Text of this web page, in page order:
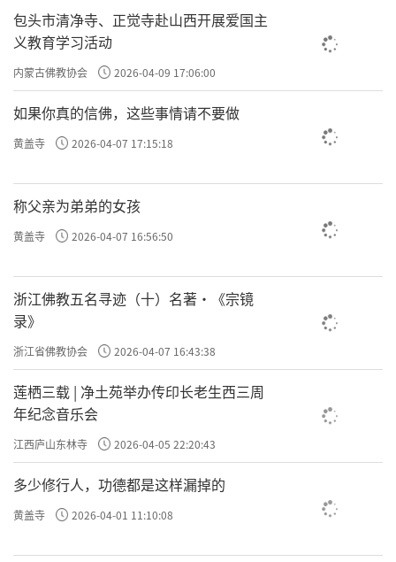
包头市清净寺、正觉寺赴山西开展爱国主
义教育学习活动
内蒙古佛教协会 2026-04-09 17:06:00
如果你真的信佛，这些事情请不要做
黄盖寺 2026-04-07 17:15:18
称父亲为弟弟的女孩
黄盖寺 2026-04-07 16:56:50
浙江佛教五名寻迹（十）名著·《宗镜
录》
浙江省佛教协会 2026-04-07 16:43:38
莲栖三载 | 净土苑举办传印长老生西三周
年纪念音乐会
江西庐山东林寺 2026-04-05 22:20:43
多少修行人，功德都是这样漏掉的
黄盖寺 2026-04-01 11:10:08